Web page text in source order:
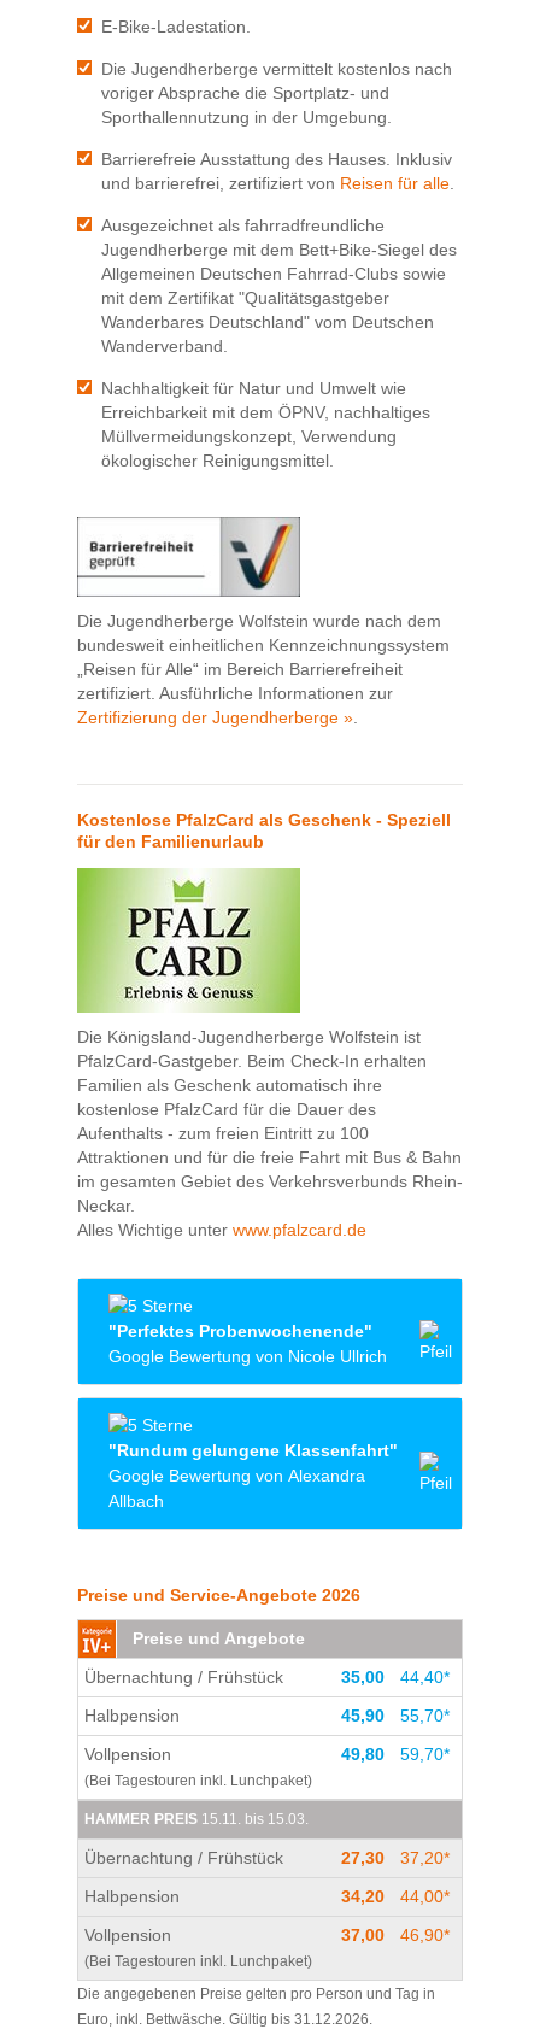
E-Bike-Ladestation.
Die Jugendherberge vermittelt kostenlos nach
voriger Absprache die Sportplatz- und
Sporthallennutzung in der Umgebung.
Barrierefreie Ausstattung des Hauses. Inklusiv
und barrierefrei, zertifiziert von Reisen für alle.
Ausgezeichnet als fahrradfreundliche
Jugendherberge mit dem Bett+Bike-Siegel des
Allgemeinen Deutschen Fahrrad-Clubs sowie
mit dem Zertifikat "Qualitätsgastgeber
Wanderbares Deutschland" vom Deutschen
Wanderverband.
Nachhaltigkeit für Natur und Umwelt wie
Erreichbarkeit mit dem ÖPNV, nachhaltiges
Müllvermeidungskonzept, Verwendung
ökologischer Reinigungsmittel.
Die Jugendherberge Wolfstein wurde nach dem
bundesweit einheitlichen Kennzeichnungssystem
„Reisen für Alle“ im Bereich Barrierefreiheit
zertifiziert. Ausführliche Informationen zur
Zertifizierung der Jugendherberge ».
Kostenlose PfalzCard als Geschenk - Speziell
für den Familienurlaub
Die Königsland-Jugendherberge Wolfstein ist
PfalzCard-Gastgeber. Beim Check-In erhalten
Familien als Geschenk automatisch ihre
kostenlose PfalzCard für die Dauer des
Aufenthalts - zum freien Eintritt zu 100
Attraktionen und für die freie Fahrt mit Bus & Bahn
im gesamten Gebiet des Verkehrsverbunds Rhein-
Neckar.
Alles Wichtige unter www.pfalzcard.de
"Perfektes Probenwochenende"
Google Bewertung von Nicole Ullrich
Wir (Constantia Walldorf e.v.) waren mit 78
Sänger*innen zum Probenwochenende vom
08. bis 10. Mai 2026 in der Jugendherberge.
Die Lage ist einfach nur herrlich, ruhig mit
sind wir von den neu renovierten Zimmern
sehr positiv überrascht. Können wir nur
empfehlen. Für das leiblichliche Wohl wird für
uns hier bestens gesorgt. Und abends haben
uns Simone und Marlene mit leckeren
Cocktails und einem immer freundlichen
Lächeln verwöhnt. TOP Jugendherberge,
gerne kommen wir wieder. DANKESCHÖN.
"Rundum gelungene Klassenfahrt"
Google Bewertung von Alexandra
Allbach
wir hier unsere Klassenfahrt verbracht und
uns sehr sehr wohlgefühlt. Das Essen war
superlecker und man konnte von dort aus
tolle Ausflugsziele wie z.B. die Burgruine, die
Waldmurmelbahn sowie das Kalkbergwerk zu
Fuß wunderbar erreichen. Ganz besonders
zu bemerken sind die überaus freundlichen
und hilfsbereiten Mitarbeiter!!
Preise und Service-Angebote 2026
Preise und Angebote
Übernachtung / Frühstück
35,00
44,40*
Halbpension
45,90
55,70*
Vollpension
(Bei Tagestouren inkl. Lunchpaket)
49,80 59,70*
HAMMER PREIS 15.11. bis 15.03.
Übernachtung / Frühstück 27,30
37,20*
Halbpension
34,20
44,00*
Vollpension
(Bei Tagestouren inkl. Lunchpaket)
37,00 46,90*
Die angegebenen Preise gelten pro Person und Tag in
Euro, inkl. Bettwäsche. Gültig bis 31.12.2026.